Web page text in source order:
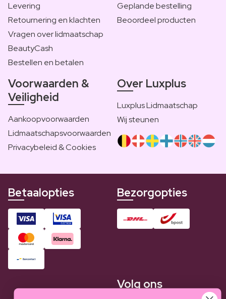
Levering
Retournering en klachten
Vragen over lidmaatschap
BeautyCash
Bestellen en betalen
Geplande bestelling
Beoordeel producten
Voorwaarden &
Veiligheid
Aankoopvoorwaarden
Lidmaatschapsvoorwaarden
Privacybeleid & Cookies
Over Luxplus
Luxplus Lidmaatschap
Wij steunen
Betaalopties Bezorgopties
Volg ons